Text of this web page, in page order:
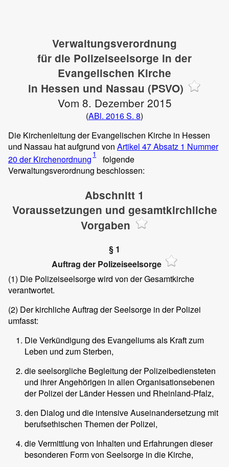
Verwaltungsverordnung
für die Polizeiseelsorge in der
Evangelischen Kirche
in Hessen und Nassau (PSVO)
Vom 8. Dezember 2015
(ABl. 2016 S. 8)
Die Kirchenleitung der Evangelischen Kirche in Hessen
und Nassau hat aufgrund von Artikel 47 Absatz 1 Nummer
20 der Kirchenordnung 1
folgende
Verwaltungsverordnung beschlossen:
Abschnitt 1
Voraussetzungen und gesamtkirchliche
Vorgaben
§ 1
Auftrag der Polizeiseelsorge
(1) Die Polizeiseelsorge wird von der Gesamtkirche
verantwortet.
(2) Der kirchliche Auftrag der Seelsorge in der Polizei
umfasst:
Die Verkündigung des Evangeliums als Kraft zum
Leben und zum Sterben,
die seelsorgliche Begleitung der Polizeibediensteten
und ihrer Angehörigen in allen Organisationsebenen
der Polizei der Länder Hessen und Rheinland-Pfalz,
den Dialog und die intensive Auseinandersetzung mit
berufsethischen Themen der Polizei,
die Vermittlung von Inhalten und Erfahrungen dieser
besonderen Form von Seelsorge in die Kirche,